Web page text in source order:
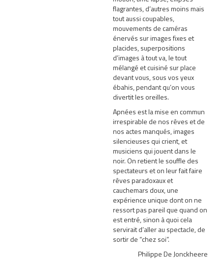
flagrantes, d’autres moins mais
tout aussi coupables,
mouvements de caméras
énervés sur images fixes et
placides, superpositions
d’images à tout va, le tout
mélangé et cuisiné sur place
devant vous, sous vos yeux
ébahis, pendant qu’on vous
divertit les oreilles.
Apnées est la mise en commun
irrespirable de nos rêves et de
nos actes manqués, images
silencieuses qui crient, et
musiciens qui jouent dans le
noir. On retient le souffle des
spectateurs et on leur fait faire
rêves paradoxaux et
cauchemars doux, une
expérience unique dont on ne
ressort pas pareil que quand on
est entré, sinon à quoi cela
servirait d’aller au spectacle, de
sortir de “chez soi”.
Philippe De Jonckheere